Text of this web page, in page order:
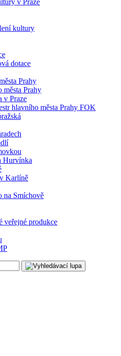
v Praze
kultury
dotace
Prahy
města Prahy
v Praze
hlavního města Prahy FOK
Hurvínka
Karlíně
na Smíchově
veřejné produkce